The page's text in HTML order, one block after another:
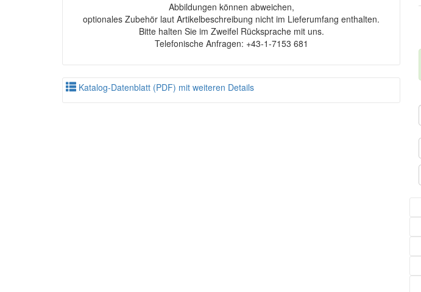
Abbildungen können abweichen,
optionales Zubehör laut Artikelbeschreibung nicht im Lieferumfang enthalten.
Bitte halten Sie im Zweifel Rücksprache mit uns.
Telefonische Anfragen: +43-1-7153 681
Katalog-Datenblatt (PDF) mit weiteren Details